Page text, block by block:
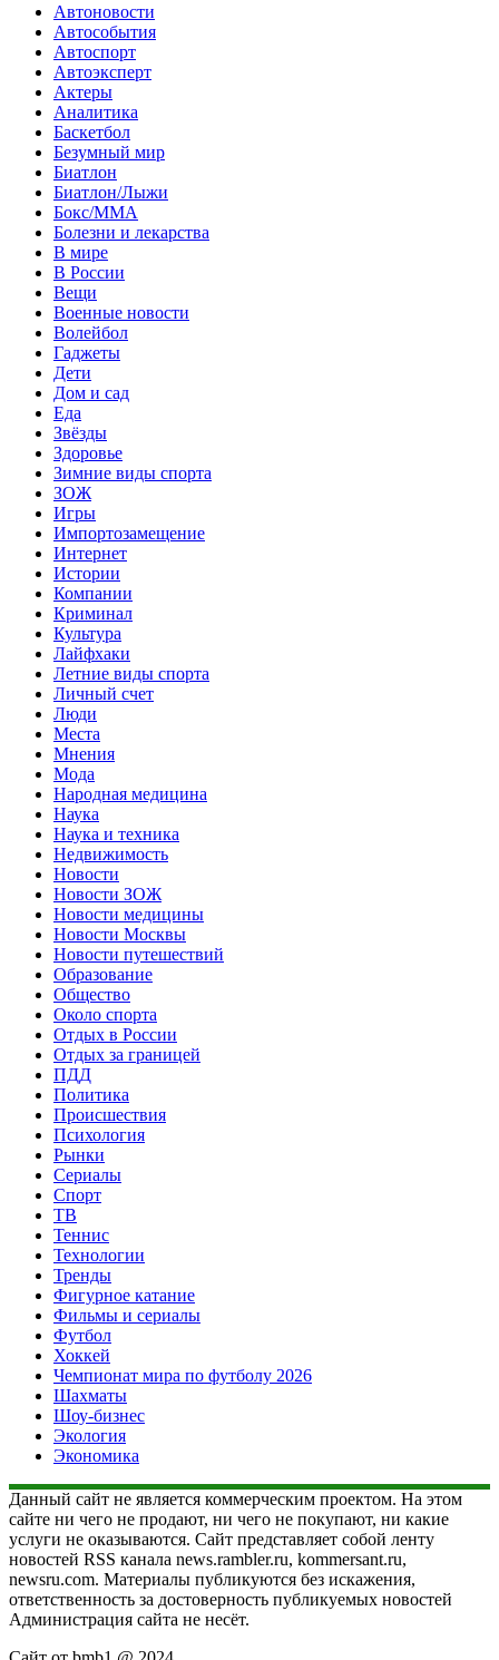
Автоновости
Автособытия
Автоспорт
Автоэксперт
Актеры
Аналитика
Баскетбол
Безумный мир
Биатлон
Биатлон/Лыжи
Бокс/MMA
Болезни и лекарства
В мире
В России
Вещи
Военные новости
Волейбол
Гаджеты
Дети
Дом и сад
Еда
Звёзды
Здоровье
Зимние виды спорта
ЗОЖ
Игры
Импортозамещение
Интернет
Истории
Компании
Криминал
Культура
Лайфхаки
Летние виды спорта
Личный счет
Люди
Места
Мнения
Мода
Народная медицина
Наука
Наука и техника
Недвижимость
Новости
Новости ЗОЖ
Новости медицины
Новости Москвы
Новости путешествий
Образование
Общество
Около спорта
Отдых в России
Отдых за границей
ПДД
Политика
Происшествия
Психология
Рынки
Сериалы
Спорт
ТВ
Теннис
Технологии
Тренды
Фигурное катание
Фильмы и сериалы
Футбол
Хоккей
Чемпионат мира по футболу 2026
Шахматы
Шоу-бизнес
Экология
Экономика
Данный сайт не является коммерческим проектом. На этом
сайте ни чего не продают, ни чего не покупают, ни какие
услуги не оказываются. Сайт представляет собой ленту
новостей RSS канала news.rambler.ru, kommersant.ru,
newsru.com. Материалы публикуются без искажения,
ответственность за достоверность публикуемых новостей
Администрация сайта не несёт.